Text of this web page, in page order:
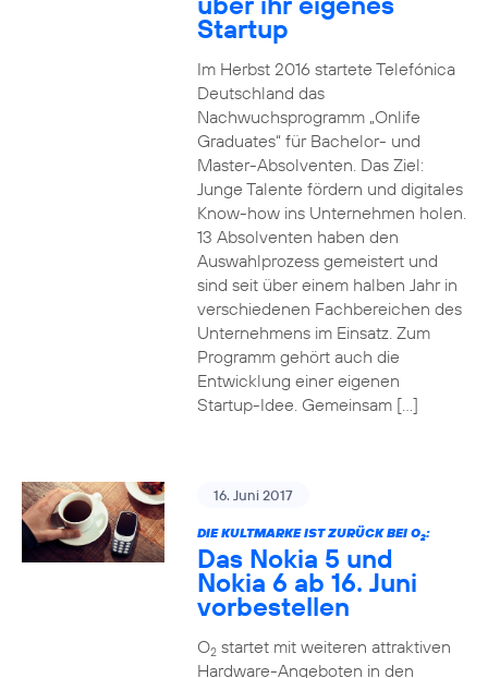
Startup
Im Herbst 2016 startete Telefónica
Deutschland das
Nachwuchsprogramm „Onlife
Graduates“ für Bachelor- und
Master-Absolventen. Das Ziel:
Junge Talente fördern und digitales
Know-how ins Unternehmen holen.
13 Absolventen haben den
Auswahlprozess gemeistert und
sind seit über einem halben Jahr in
verschiedenen Fachbereichen des
Unternehmens im Einsatz. Zum
Programm gehört auch die
Entwicklung einer eigenen
Startup-Idee. Gemeinsam […]
16. Juni 2017
DIE KULTMARKE IST ZURÜCK BEI O2:
Das Nokia 5 und
Nokia 6 ab 16. Juni
vorbestellen
O2startet mit weiteren attraktiven
Hardware-Angeboten in den